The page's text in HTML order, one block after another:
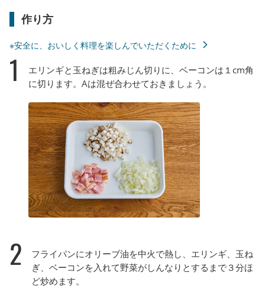
作り方
※安全に、おいしく料理を楽しんでいただくために
1
エリンギと玉ねぎは粗みじん切りに、ベーコンは１cm角
に切ります。Aは混ぜ合わせておきましょう。
2
フライパンにオリーブ油を中火で熱し、エリンギ、玉ね
ぎ、ベーコンを入れて野菜がしんなりとするまで３分ほ
ど炒めます。